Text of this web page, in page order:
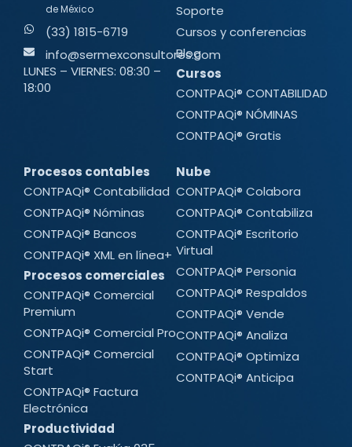
de México
(33) 1815-6719
info@sermexconsultores.com
LUNES – VIERNES: 08:30 –
18:00
Soporte
Cursos y conferencias
Blog
Cursos
CONTPAQi® CONTABILIDAD
CONTPAQi® NÓMINAS
CONTPAQi® Gratis
Procesos contables
CONTPAQi® Contabilidad
CONTPAQi® Nóminas
CONTPAQi® Bancos
CONTPAQi® XML en línea+
Procesos comerciales
CONTPAQi® Comercial
Premium
CONTPAQi® Comercial Pro
CONTPAQi® Comercial
Start
CONTPAQi® Factura
Electrónica
Productividad
Nube
CONTPAQi® Colabora
CONTPAQi® Contabiliza
CONTPAQi® Escritorio
Virtual
CONTPAQi® Personia
CONTPAQi® Respaldos
CONTPAQi® Vende
CONTPAQi® Analiza
CONTPAQi® Optimiza
CONTPAQi® Anticipa